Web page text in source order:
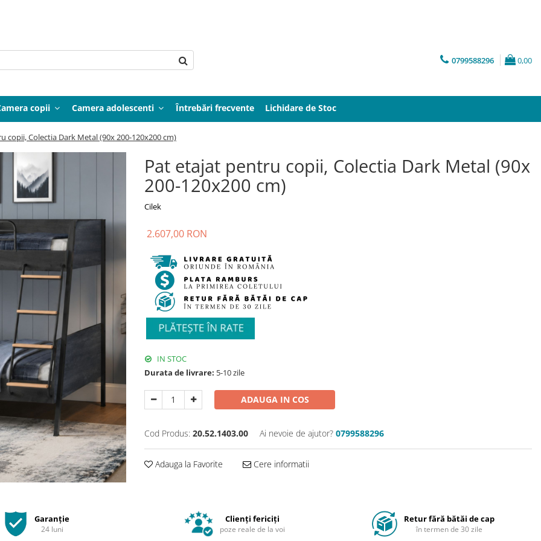
0799588296 0,00
copii Camera adolescenti Întrebări frecvente Lichidare de Stoc
copii, Colectia Dark Metal (90x 200-120x200 cm)
Pat etajat pentru copii, Colectia Dark Metal (90x
200-120x200 cm)
Cilek
2.607,00 RON
IN STOC
Durata de livrare: 5-10 zile
ADAUGA IN COS
Cod Produs: 20.52.1403.00 Ai nevoie de ajutor? 0799588296
Adauga la Favorite Cere informatii
Garanție
24 luni
Clienți fericiți
poze reale de la voi
Retur fără bătăi de cap
în termen de 30 zile